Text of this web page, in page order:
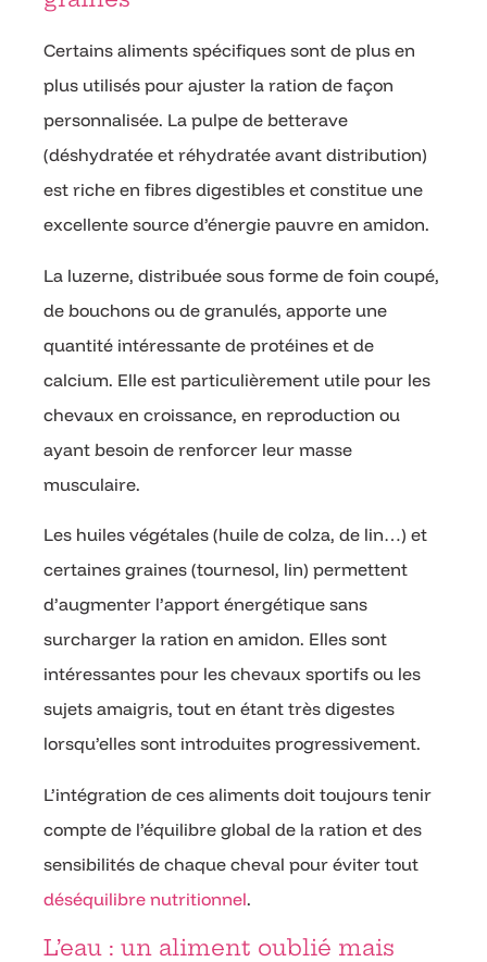
Certains aliments spécifiques sont de plus en
plus utilisés pour ajuster la ration de façon
personnalisée. La pulpe de betterave
(déshydratée et réhydratée avant distribution)
est riche en fibres digestibles et constitue une
excellente source d’énergie pauvre en amidon.
La luzerne, distribuée sous forme de foin coupé,
de bouchons ou de granulés, apporte une
quantité intéressante de protéines et de
calcium. Elle est particulièrement utile pour les
chevaux en croissance, en reproduction ou
ayant besoin de renforcer leur masse
musculaire.
Les huiles végétales (huile de colza, de lin…) et
certaines graines (tournesol, lin) permettent
d’augmenter l’apport énergétique sans
surcharger la ration en amidon. Elles sont
intéressantes pour les chevaux sportifs ou les
sujets amaigris, tout en étant très digestes
lorsqu’elles sont introduites progressivement.
L’intégration de ces aliments doit toujours tenir
compte de l’équilibre global de la ration et des
sensibilités de chaque cheval pour éviter tout
déséquilibre nutritionnel.
L’eau : un aliment oublié mais